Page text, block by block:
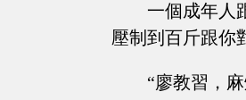
一個成年人
壓制到百斤跟你
“廖教習，